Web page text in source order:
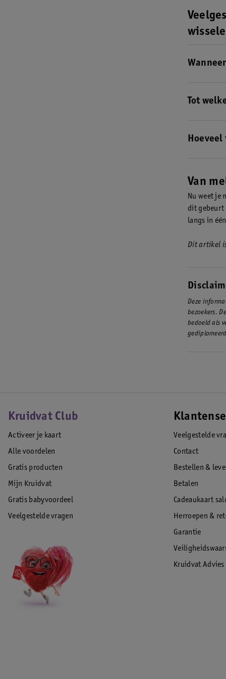
Tot
Hoeveel
Van
Nu weet je
dit gebeurt
langs in
Dit artikel
Deze
bezoekers.
bedoeld als
Kruidvat Club
Activeer je kaart
Alle voordelen
Gratis producten
Mijn Kruidvat
Gratis babyvoordeel
Veelgestelde vragen
Veelgestelde
Contact
Bestellen &
Betalen
Cadeaukaart
Herroepen &
Garantie
Kruidvat Advies